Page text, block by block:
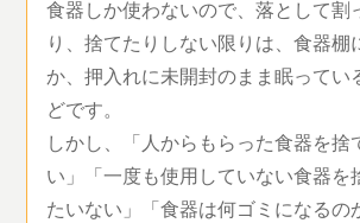
食器しか使わないので、落として割
り、捨てたりしない限りは、食器棚
か、押入れに未開封のまま眠ってい
どです。
しかし、「人からもらった食器を捨
い」「一度も使用していない食器を
たいない」「食器は何ゴミになるの